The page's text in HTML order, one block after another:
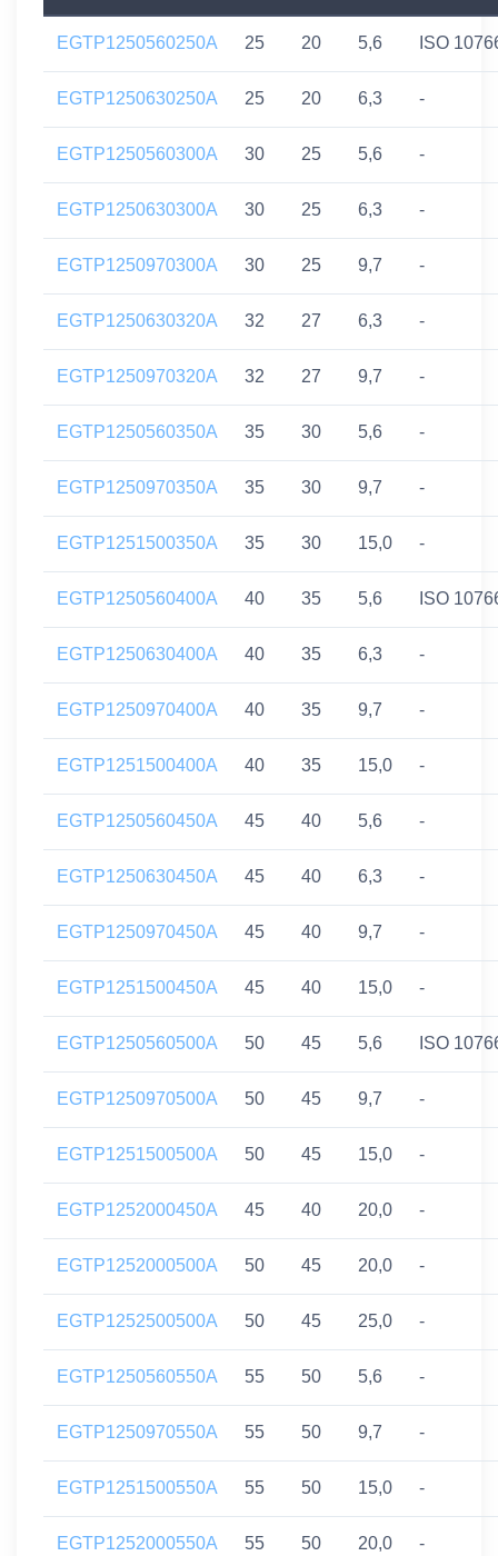
EGTP1250560250A 25 20 5,6 ISO
EGTP1250630250A 25 20 6,3 -
EGTP1250560300A 30 25 5,6 -
EGTP1250630300A 30 25 6,3 -
EGTP1250970300A 30 25 9,7 -
EGTP1250630320A 32 27 6,3 -
EGTP1250970320A 32 27 9,7 -
EGTP1250560350A 35 30 5,6 -
EGTP1250970350A 35 30 9,7 -
EGTP1251500350A 35 30 15,0 -
EGTP1250560400A 40 35 5,6 ISO
EGTP1250630400A 40 35 6,3 -
EGTP1250970400A 40 35 9,7 -
EGTP1251500400A 40 35 15,0 -
EGTP1250560450A 45 40 5,6 -
EGTP1250630450A 45 40 6,3 -
EGTP1250970450A 45 40 9,7 -
EGTP1251500450A 45 40 15,0 -
EGTP1250560500A 50 45 5,6 ISO
EGTP1250970500A 50 45 9,7 -
EGTP1251500500A 50 45 15,0 -
EGTP1252000450A 45 40 20,0 -
EGTP1252000500A 50 45 20,0 -
EGTP1252500500A 50 45 25,0 -
EGTP1250560550A 55 50 5,6 -
EGTP1250970550A 55 50 9,7 -
EGTP1251500550A 55 50 15,0 -
EGTP1252000550A 55 50 20,0 -